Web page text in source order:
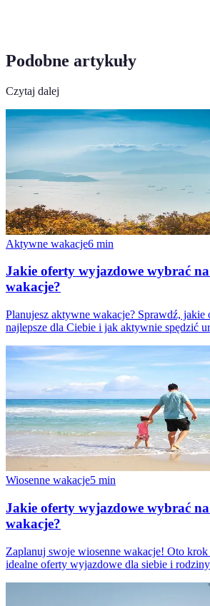
Podobne artykuły
Czytaj dalej
Aktywne wakacje6 min
Jakie oferty wyjazdowe wybrać
wakacje?
Planujesz aktywne wakacje? Sprawdź, jakie
najlepsze dla Ciebie i jak aktywnie spędzić
Wiosenne wakacje5 min
Jakie oferty wyjazdowe wybrać na
wakacje?
Zaplanuj swoje wiosenne wakacje! Oto
idealne oferty wyjazdowe dla siebie i